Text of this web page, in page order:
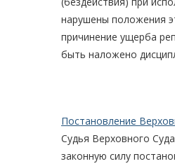
нарушены положения
причинение ущерба
быть наложено
Постановление
Судья Верховного
законную силу